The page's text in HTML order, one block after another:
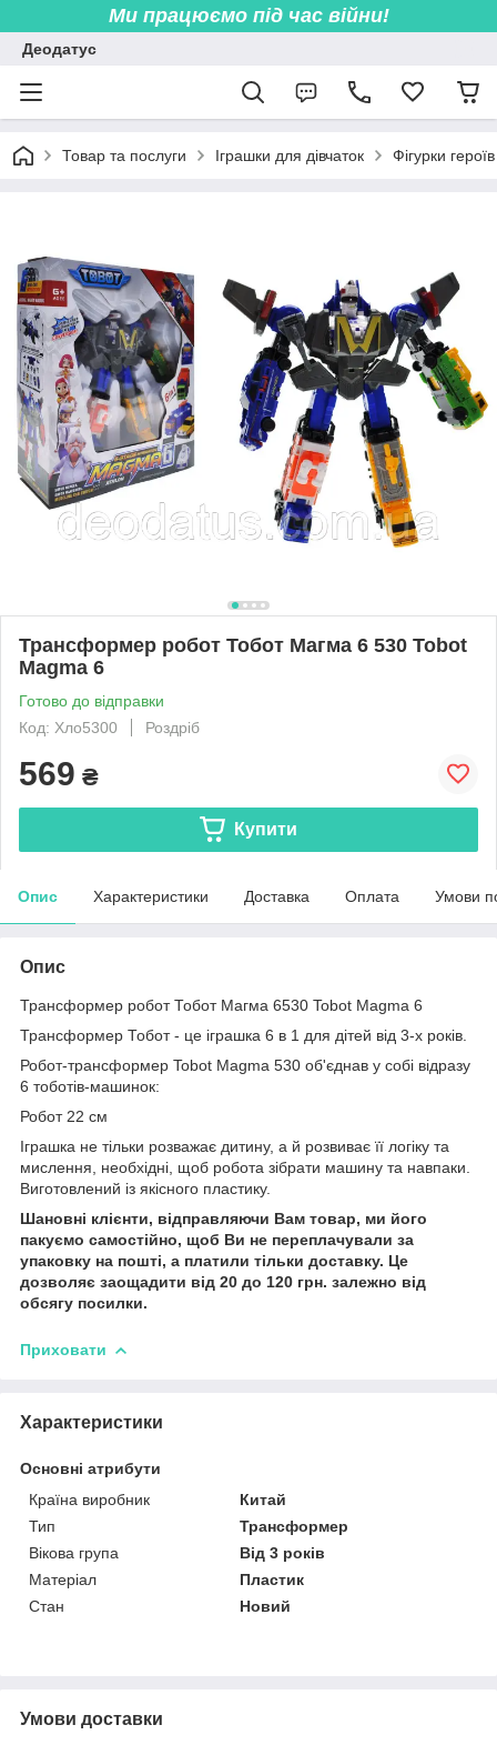
Ми працюємо під час війни!
Деодатус
Товар та послуги Іграшки для дівчаток Фігурки
Трансформер робот Тобот Магма 6 530 Tobot
Magma 6
Готово до відправки
Код: Хло5300
Роздріб
569 ₴
Купити
Опис Характеристики Доставка Оплата Умови
Опис
Трансформер робот Тобот Магма 6530 Tobot Magma 6
Трансформер Тобот - це іграшка 6 в 1 для дітей від 3-х років.
Робот-трансформер Tobot Magma 530 об'єднав у собі відразу
6 тоботів-машинок:
Робот 22 см
Іграшка не тільки розважає дитину, а й розвиває її логіку та
мислення, необхідні, щоб робота зібрати машину та навпаки.
Виготовлений із якісного пластику.
Шановні клієнти, відправляючи Вам товар, ми його
пакуємо самостійно, щоб Ви не переплачували за
упаковку на пошті, а платили тільки доставку. Це
дозволяє заощадити від 20 до 120 грн. залежно від
обсягу посилки.
Приховати
Характеристики
Основні атрибути
Країна виробник
Китай
Тип
Трансформер
Вікова група
Від 3 років
Матеріал
Пластик
Стан
Новий
Умови доставки